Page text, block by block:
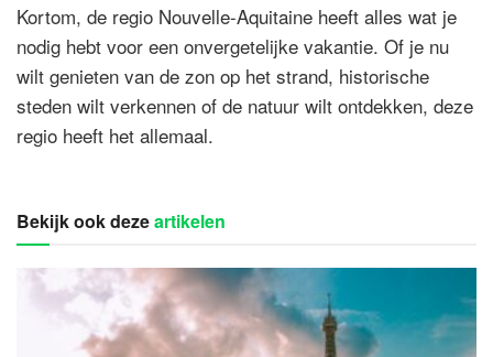
Kortom, de regio Nouvelle-Aquitaine heeft alles wat je
nodig hebt voor een onvergetelijke vakantie. Of je nu
wilt genieten van de zon op het strand, historische
steden wilt verkennen of de natuur wilt ontdekken, deze
regio heeft het allemaal.
Bekijk ook dezeartikelen